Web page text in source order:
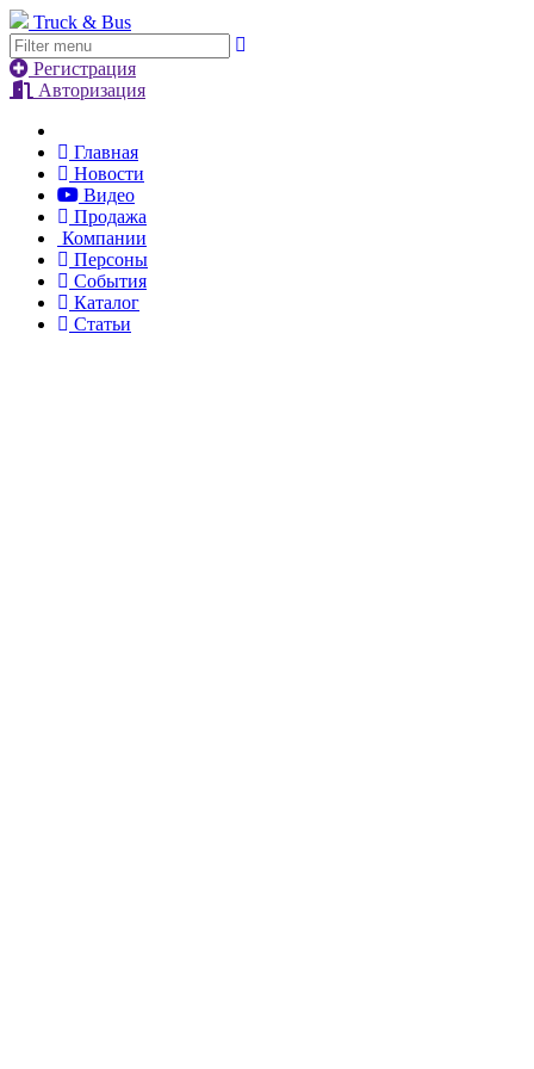
Truck & Bus
Регистрация
Авторизация
Главная
Новости
Видео
Продажа
Компании
Персоны
События
Каталог
Статьи